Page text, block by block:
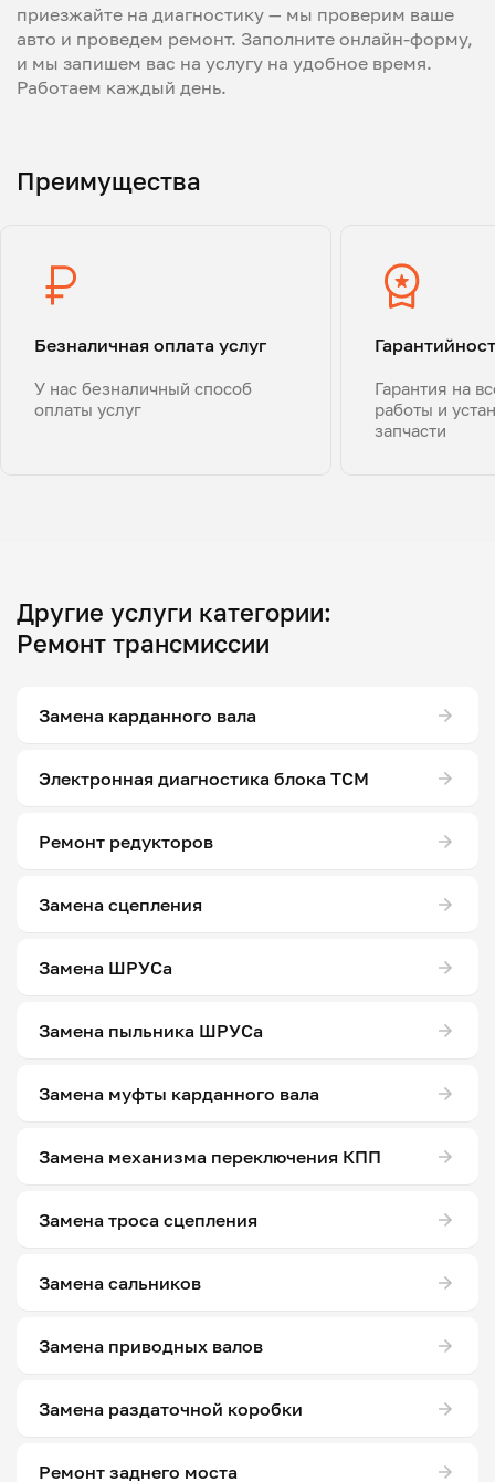
приезжайте на диагностику — мы проверим ваше
авто и проведем ремонт. Заполните онлайн-форму,
и мы запишем вас на услугу на удобное время.
Работаем каждый день.
Преимущества
Безналичная оплата услуг
У нас безналичный способ
оплаты услуг
Гарантия на
работы и
запчасти
Другие услуги категории:
Ремонт трансмиссии
Замена карданного вала
Электронная диагностика блока ТСМ
Ремонт редукторов
Замена сцепления
Замена ШРУСа
Замена пыльника ШРУСа
Замена муфты карданного вала
Замена механизма переключения КПП
Замена троса сцепления
Замена сальников
Замена приводных валов
Замена раздаточной коробки
Ремонт заднего моста